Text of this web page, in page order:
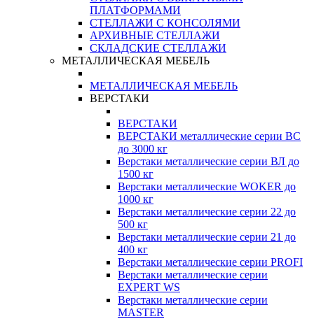
ПЛАТФОРМАМИ
СТЕЛЛАЖИ С КОНСОЛЯМИ
АРХИВНЫЕ СТЕЛЛАЖИ
СКЛАДСКИЕ СТЕЛЛАЖИ
МЕТАЛЛИЧЕСКАЯ МЕБЕЛЬ
МЕТАЛЛИЧЕСКАЯ МЕБЕЛЬ
ВЕРСТАКИ
ВЕРСТАКИ
ВЕРСТАКИ металлические серии ВС
до 3000 кг
Верстаки металлические серии ВЛ до
1500 кг
Верстаки металлические WOKER до
1000 кг
Верстаки металлические серии 22 до
500 кг
Верстаки металлические серии 21 до
400 кг
Верстаки металлические серии PROFI
Верстаки металлические серии
EXPERT WS
Верстаки металлические серии
MASTER